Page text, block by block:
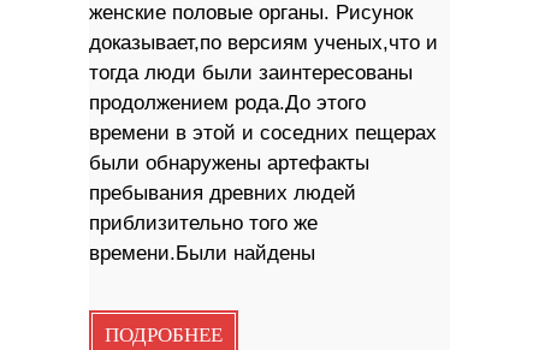
женские половые органы. Рисунок
доказывает,по версиям ученых,что и
тогда люди были заинтересованы
продолжением рода.До этого
времени в этой и соседних пещерах
были обнаружены артефакты
пребывания древних людей
приблизительно того же
времени.Были найдены
ПОДРОБНЕЕ